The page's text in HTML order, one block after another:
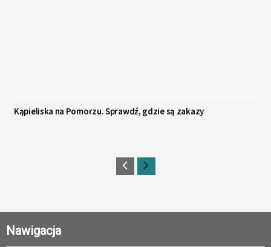
Kąpieliska na Pomorzu. Sprawdź, gdzie są zakazy
Nawigacja